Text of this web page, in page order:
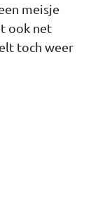
meisje
ook net
toch weer